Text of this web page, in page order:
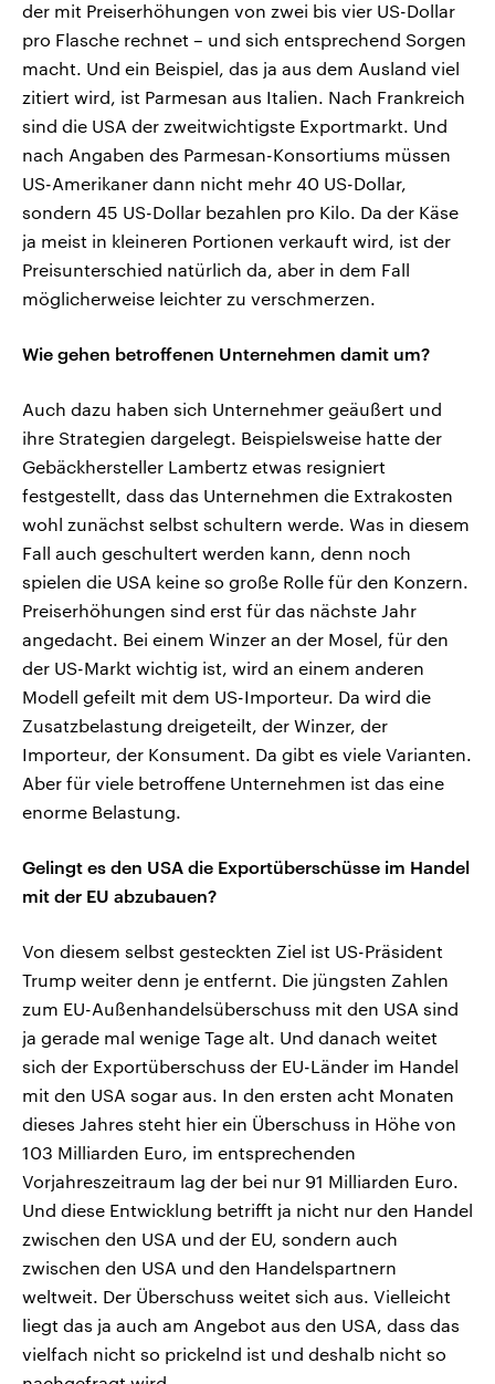
der mit Preiserhöhungen von zwei bis vier US-Dollar
pro Flasche rechnet – und sich entsprechend Sorgen
macht. Und ein Beispiel, das ja aus dem Ausland viel
zitiert wird, ist Parmesan aus Italien. Nach Frankreich
sind die USA der zweitwichtigste Exportmarkt. Und
nach Angaben des Parmesan-Konsortiums müssen
US-Amerikaner dann nicht mehr 40 US-Dollar,
sondern 45 US-Dollar bezahlen pro Kilo. Da der Käse
ja meist in kleineren Portionen verkauft wird, ist der
Preisunterschied natürlich da, aber in dem Fall
möglicherweise leichter zu verschmerzen.
Wie gehen betroffenen Unternehmen damit um?
Auch dazu haben sich Unternehmer geäußert und
ihre Strategien dargelegt. Beispielsweise hatte der
Gebäckhersteller Lambertz etwas resigniert
festgestellt, dass das Unternehmen die Extrakosten
wohl zunächst selbst schultern werde. Was in diesem
Fall auch geschultert werden kann, denn noch
spielen die USA keine so große Rolle für den Konzern.
Preiserhöhungen sind erst für das nächste Jahr
angedacht. Bei einem Winzer an der Mosel, für den
der US-Markt wichtig ist, wird an einem anderen
Modell gefeilt mit dem US-Importeur. Da wird die
Zusatzbelastung dreigeteilt, der Winzer, der
Importeur, der Konsument. Da gibt es viele Varianten.
Aber für viele betroffene Unternehmen ist das eine
enorme Belastung.
Gelingt es den USA die Exportüberschüsse im Handel
mit der EU abzubauen?
Von diesem selbst gesteckten Ziel ist US-Präsident
Trump weiter denn je entfernt. Die jüngsten Zahlen
zum EU-Außenhandelsüberschuss mit den USA sind
ja gerade mal wenige Tage alt. Und danach weitet
sich der Exportüberschuss der EU-Länder im Handel
mit den USA sogar aus. In den ersten acht Monaten
dieses Jahres steht hier ein Überschuss in Höhe von
103 Milliarden Euro, im entsprechenden
Vorjahreszeitraum lag der bei nur 91 Milliarden Euro.
Und diese Entwicklung betrifft ja nicht nur den Handel
zwischen den USA und der EU, sondern auch
zwischen den USA und den Handelspartnern
weltweit. Der Überschuss weitet sich aus. Vielleicht
liegt das ja auch am Angebot aus den USA, dass das
vielfach nicht so prickelnd ist und deshalb nicht so